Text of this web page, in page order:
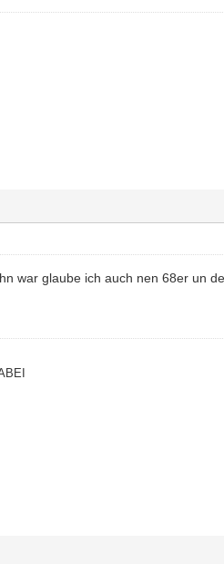
war glaube ich auch nen 68er un